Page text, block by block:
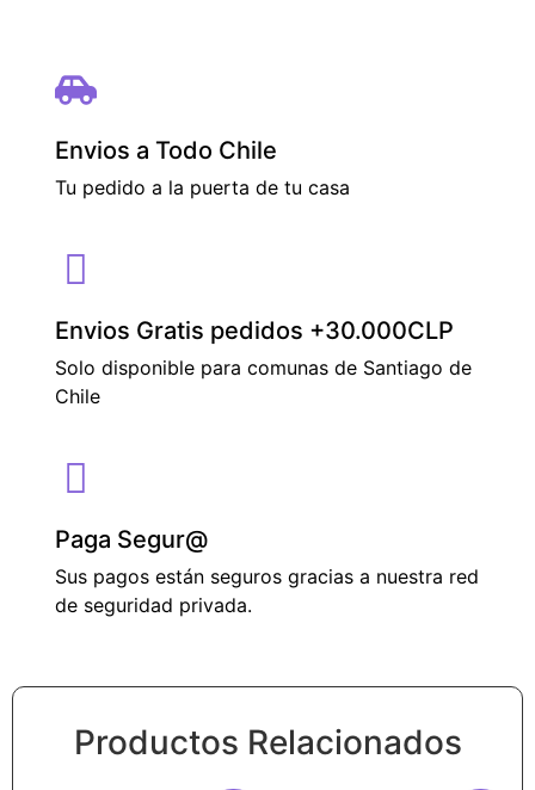
Envios a Todo Chile
Tu pedido a la puerta de tu casa
Envios Gratis pedidos +30.000CLP
Solo disponible para comunas de Santiago de
Chile
Paga Segur@
Sus pagos están seguros gracias a nuestra red
de seguridad privada.
Productos Relacionados